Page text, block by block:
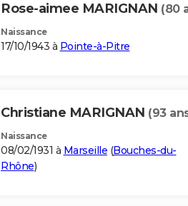
Rose-aimee MARIGNAN (80
Naissance
17/10/1943 à Pointe-à-Pitre
Christiane MARIGNAN (93
Naissance
08/02/1931 à Marseille (Bouches-du-
Rhône)